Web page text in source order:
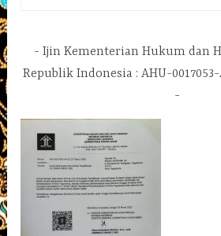
Ijin Kementerian Hukum dan
Republik Indonesia : AHU-0017053-